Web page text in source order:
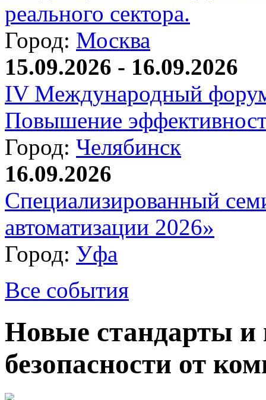
реального сектора.
Город: Москва
15.09.2026 - 16.09.2026
IV Международный
Повышение
Город: Челябинск
16.09.2026
Специализированный
автоматизации 2026»
Город: Уфа
Все события
Новые стандарты и
безопасности от